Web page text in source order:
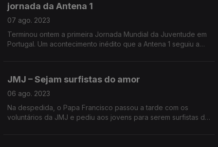
jornada da Antena 1
07 ago. 2023
Terminou ontem a primeira Jornada Mundial da Juventude em
Portugal. Um acontecimento inédito que a Antena 1 seguiu a
JMJ – Sejam surfistas do amor
06 ago. 2023
Na despedida, o Papa Francisco passou a tarde com os
voluntários da JMJ e pediu aos jovens para serem surfistas do